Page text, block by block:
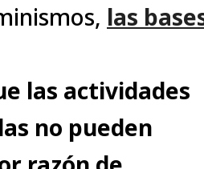
las
las actividades
no pueden